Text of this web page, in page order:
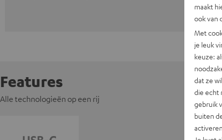
Features
Alle technologieën op een rij
maakt
ook van
Met
je leuk
keuze:
dat ze
die echt
gebruik
buiten